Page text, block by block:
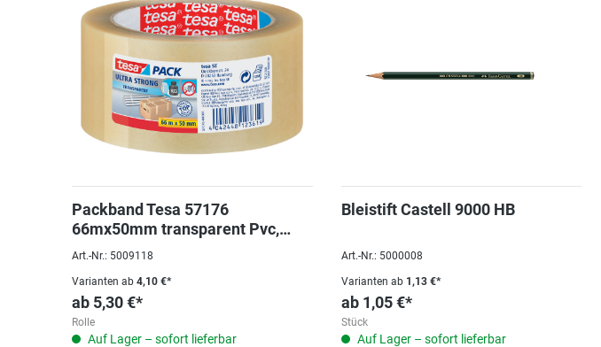
Packband Tesa 57176
66mx50mm transparent Pvc,
ultra strong Qualität 4124 Ersatz
Art.-Nr.: 5009118
Varianten ab 4,10 €*
ab 5,30 €*
Rolle
Auf Lager – sofort lieferbar
Bleistift Castell 9000 HB
Art.-Nr.: 5000008
Varianten ab1,13 €*
ab 1,05 €*
Stück
Auf Lager – sofort lieferbar